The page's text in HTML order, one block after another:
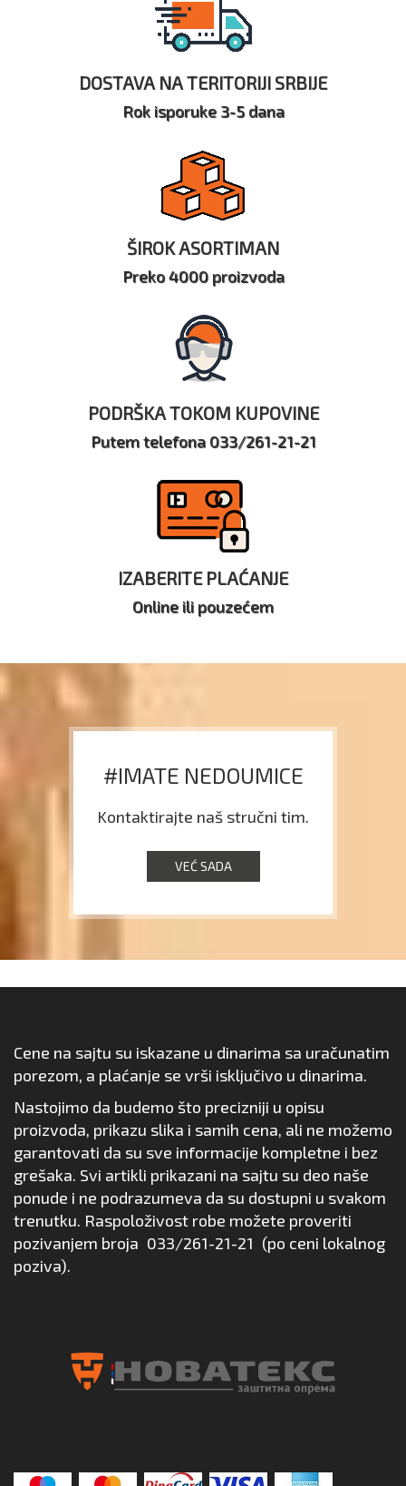
DOSTAVA NA TERITORIJI SRBIJE
Rok isporuke 3-5 dana
ŠIROK ASORTIMAN
Preko 4000 proizvoda
PODRŠKA TOKOM KUPOVINE
Putem telefona 033/261-21-21
IZABERITE PLAĆANJE
Online ili pouzećem
#IMATE NEDOUMICE
Kontaktirajte naš stručni tim.
VEĆ SADA
Cene na sajtu su iskazane u dinarima sa uračunatim
porezom, a plaćanje se vrši isključivo u dinarima.
Nastojimo da budemo što precizniji u opisu
proizvoda, prikazu slika i samih cena, ali ne možemo
garantovati da su sve informacije kompletne i bez
grešaka. Svi artikli prikazani na sajtu su deo naše
ponude i ne podrazumeva da su dostupni u svakom
trenutku. Raspoloživost robe možete proveriti
pozivanjem broja 033/261-21-21 (po ceni lokalnog
poziva).